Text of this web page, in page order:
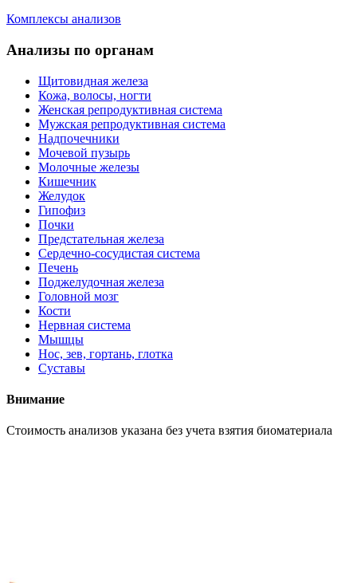
Комплексы анализов
Анализы по органам
Щитовидная железа
Кожа, волосы, ногти
Женская репродуктивная система
Мужская репродуктивная система
Надпочечники
Мочевой пузырь
Молочные железы
Кишечник
Желудок
Гипофиз
Почки
Предстательная железа
Сердечно-сосудистая система
Печень
Поджелудочная железа
Головной мозг
Кости
Нервная система
Мышцы
Нос, зев, гортань, глотка
Суставы
Внимание
Cтоимость анализов указана без учета взятия биоматериала